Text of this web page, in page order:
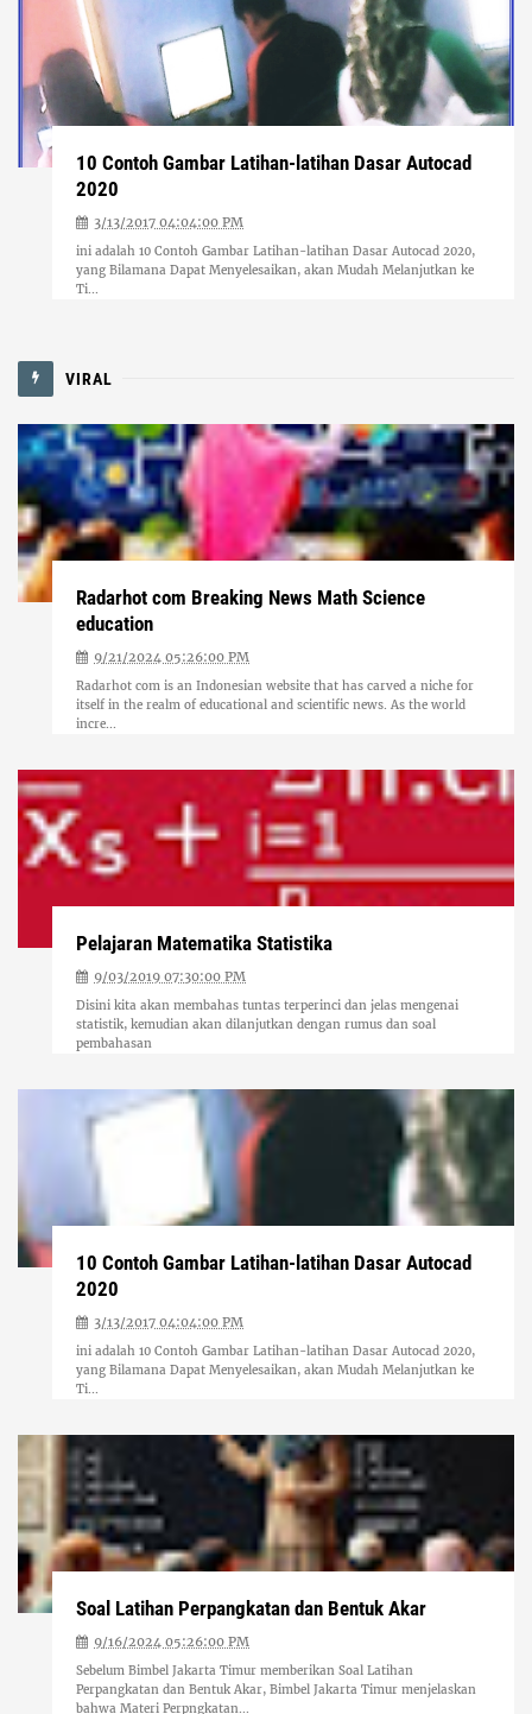
10 Contoh Gambar Latihan-latihan Dasar Autocad
2020
3/13/2017 04:04:00 PM
ini adalah 10 Contoh Gambar Latihan-latihan Dasar Autocad 2020,
yang Bilamana Dapat Menyelesaikan, akan Mudah Melanjutkan ke
Ti...
VIRAL
Radarhot com Breaking News Math Science
education
9/21/2024 05:26:00 PM
Radarhot com is an Indonesian website that has carved a niche for
itself in the realm of educational and scientific news. As the world
incre...
Pelajaran Matematika Statistika
9/03/2019 07:30:00 PM
Disini kita akan membahas tuntas terperinci dan jelas mengenai
statistik, kemudian akan dilanjutkan dengan rumus dan soal
pembahasan
10 Contoh Gambar Latihan-latihan Dasar Autocad
2020
3/13/2017 04:04:00 PM
ini adalah 10 Contoh Gambar Latihan-latihan Dasar Autocad 2020,
yang Bilamana Dapat Menyelesaikan, akan Mudah Melanjutkan ke
Ti...
Soal Latihan Perpangkatan dan Bentuk Akar
9/16/2024 05:26:00 PM
Sebelum Bimbel Jakarta Timur memberikan Soal Latihan
Perpangkatan dan Bentuk Akar, Bimbel Jakarta Timur menjelaskan
bahwa Materi Perpngkatan...